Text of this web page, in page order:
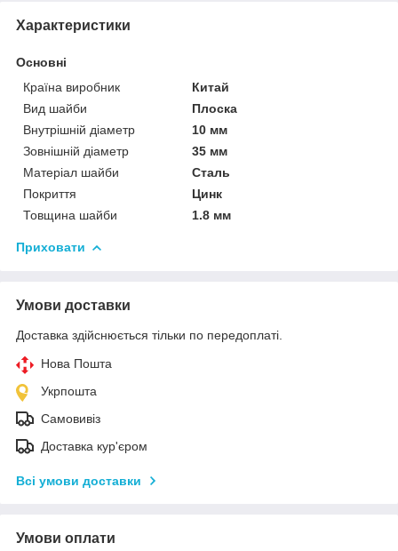
Характеристики
Основні
Країна виробник
Китай
Вид шайби
Плоска
Внутрішній діаметр
10 мм
Зовнішній діаметр
35 мм
Матеріал шайби
Сталь
Покриття
Цинк
Товщина шайби
1.8 мм
Приховати
Умови доставки
Доставка здійснюється тільки по передоплаті.
Нова Пошта
Укрпошта
Самовивіз
Доставка кур'єром
Всі умови доставки
Умови оплати